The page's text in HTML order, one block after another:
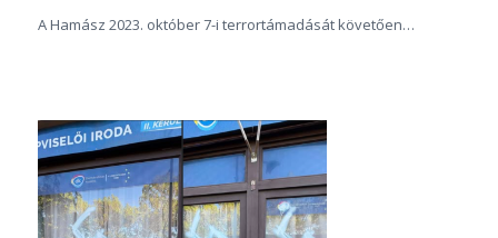
A Hamász 2023. október 7-i terrortámadását követően…